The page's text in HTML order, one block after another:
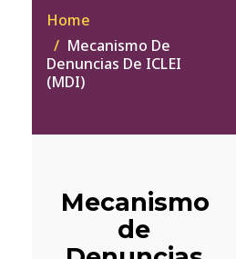
Home
Mecanismo De
Denuncias De ICLEI
(MDI)
Mecanismo
de